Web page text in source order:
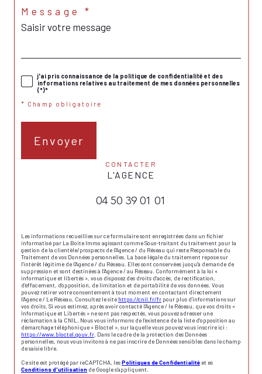
Message *
j'ai pris connaissance de la politique de confidentialité et des
informations relatives au traitement de mes données personnelles
(*)*
* Champ obligatoire
Envoyer
CONTACTER
L'AGENCE
04 50 39 01 01
Les informations recueillies sur ce formulaire sont enregistrées dans un fichier
informatisé par La Boite Immo agissant comme Sous-traitant du traitement pour la
gestion de la clientèle/prospects de l'Agence / du Réseau qui reste Responsable du
Traitement de vos Données personnelles. La base légale du traitement repose sur
l'intérêt légitime de l'Agence / du Réseau. Elles sont conservées jusqu'à demande de
suppression et sont destinées à l'Agence / au Réseau. Conformément à la loi «
informatique et libertés », vous disposez des droits d’accès, de rectification,
d’effacement, d’opposition, de limitation et de portabilité de vos données. Vous
pouvez retirer votre consentement à tout moment en contactant directement
l’Agence / Le Réseau. Consultez le site https://cnil.fr/fr pour plus d’informations sur
vos droits. Si vous estimez, après avoir contacté l'Agence / le Réseau, que vos droits «
Informatique et Libertés » ne sont pas respectés, vous pouvez adresser une
réclamation à la CNIL. Nous vous informons de l’existence de la liste d'opposition au
démarchage téléphonique « Bloctel », sur laquelle vous pouvez vous inscrire ici :
https://www.bloctel.gouv.fr . Dans le cadre de la protection des Données
personnelles, nous vous invitons à ne pas inscrire de Données sensibles dans le champ
de saisie libre.
Ce site est protégé par reCAPTCHA, lesPolitiques de Confidentialité et es
Conditions d'utilisation de Google s'appliquent.